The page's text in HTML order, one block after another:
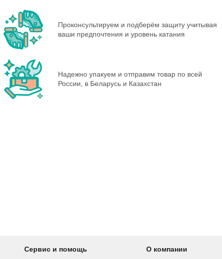
Проконсультируем и подберём защиту учитывая
ваши предпочтения и уровень катания
Надежно упакуем и отправим товар по всей
России, в Беларусь и Казахстан
Сервис и помощь О компании